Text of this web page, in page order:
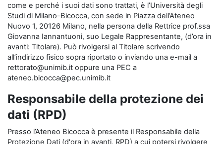
come e perché i suoi dati sono trattati, è l’Università degli
Studi di Milano-Bicocca, con sede in Piazza dell’Ateneo
Nuovo 1, 20126 Milano, nella persona della Rettrice prof.ssa
Giovanna Iannantuoni, suo Legale Rappresentante, (d’ora in
avanti: Titolare). Può rivolgersi al Titolare scrivendo
all’indirizzo fisico sopra riportato o inviando una e-mail a
rettorato@unimib.it oppure una PEC a
ateneo.bicocca@pec.unimib.it
Responsabile della protezione dei
dati (RPD)
Presso l’Ateneo Bicocca è presente il Responsabile della
Protezione Dati (d'ora in avanti, RPD) a cui potersi rivolgere